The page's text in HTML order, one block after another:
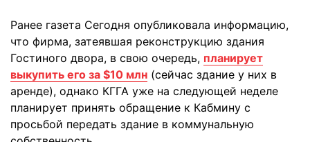
Ранее газета Сегодня опубликовала информацию,
что фирма, затеявшая реконструкцию здания
Гостиного двора, в свою очередь, планирует
выкупить его за $10 млн (сейчас здание у них в
аренде), однако КГГА уже на следующей неделе
планирует принять обращение к Кабмину с
просьбой передать здание в коммунальную